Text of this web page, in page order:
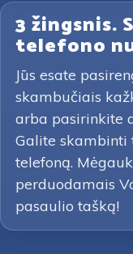
3 žingsnis.
telefono
Jūs esate
skambučiais
arba pasirinkite
Galite skambinti
telefoną.
perduodamais
pasaulio tašką!